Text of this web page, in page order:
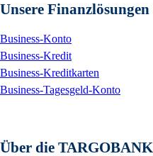
Unsere Finanzlösungen
Business-Konto
Business-Kredit
Business-Kreditkarten
Business-Tagesgeld-Konto
Über die TARGOBANK